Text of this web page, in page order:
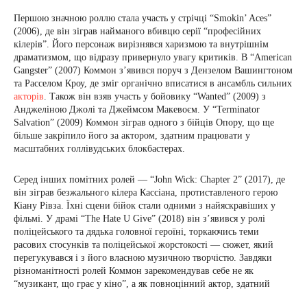
Першою значною роллю стала участь у стрічці “Smokin’ Aces”
(2006), де він зіграв найманого вбивцю серії “професійних
кілерів”. Його персонаж вирізнявся харизмою та внутрішнім
драматизмом, що відразу привернуло увагу критиків. В “American
Gangster” (2007) Коммон з’явився поруч з Дензелом Вашингтоном
та Расселом Кроу, де зміг органічно вписатися в ансамбль сильних
акторів. Також він взяв участь у бойовику “Wanted” (2009) з
Анджеліною Джолі та Джеймсом Макевоєм. У “Terminator
Salvation” (2009) Коммон зіграв одного з бійців Опору, що ще
більше закріпило його за актором, здатним працювати у
масштабних голлівудських блокбастерах.
Серед інших помітних ролей — “John Wick: Chapter 2” (2017), де
він зіграв безжального кілера Кассіана, протиставленого герою
Кіану Рівза. Їхні сцени бійок стали одними з найяскравіших у
фільмі. У драмі “The Hate U Give” (2018) він з’явився у ролі
поліцейського та дядька головної героїні, торкаючись теми
расових стосунків та поліцейської жорстокості — сюжет, який
перегукувався і з його власною музичною творчістю. Завдяки
різноманітності ролей Коммон зарекомендував себе не як
“музикант, що грає у кіно”, а як повноцінний актор, здатний